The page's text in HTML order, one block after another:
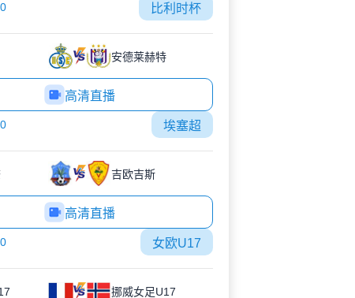
比利时杯
安德莱赫特
高清直播
埃塞超
吉欧吉斯
高清直播
女欧U17
挪威女足U17